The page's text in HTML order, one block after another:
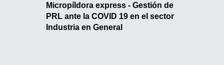
Micropíldora express - Gestión de
PRL ante la COVID 19 en el sector
Industria en General